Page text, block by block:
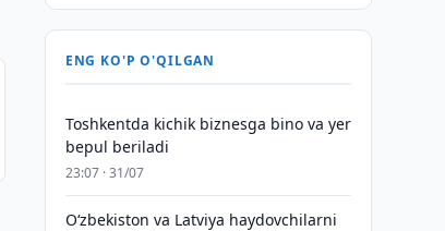
ENG KO'P O'QILGAN
Toshkentda kichik biznesga bino va yer
bepul beriladi
23:07 · 31/07
Oʻzbekiston va Latviya haydovchilarni